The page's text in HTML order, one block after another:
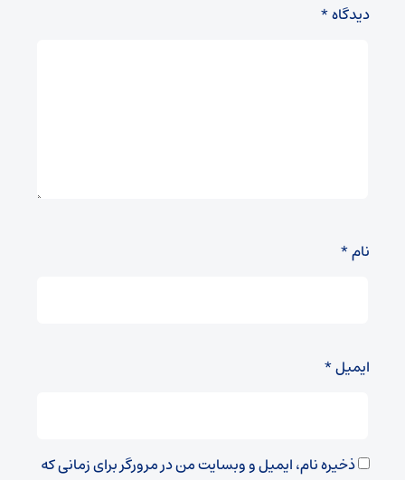
دیدگاه*
نام*
ایمیل*
ذخیره نام، ایمیل و وبسایت من در مرورگر برای زمانی که